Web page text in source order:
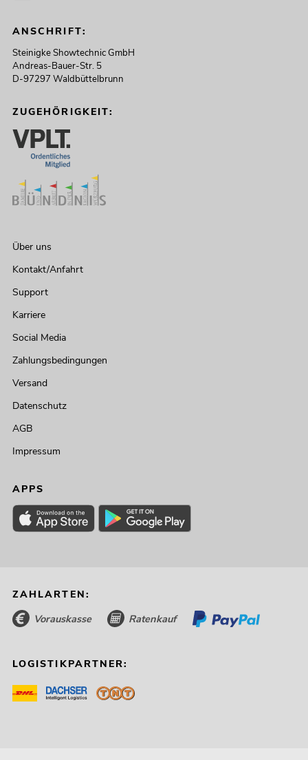
ANSCHRIFT:
Steinigke Showtechnic GmbH
Andreas-Bauer-Str. 5
D-97297 Waldbüttelbrunn
ZUGEHÖRIGKEIT:
Über uns
Kontakt/Anfahrt
Support
Karriere
Social Media
Zahlungsbedingungen
Versand
Datenschutz
AGB
Impressum
APPS
ZAHLARTEN:
Vorauskasse Ratenkauf
LOGISTIKPARTNER: